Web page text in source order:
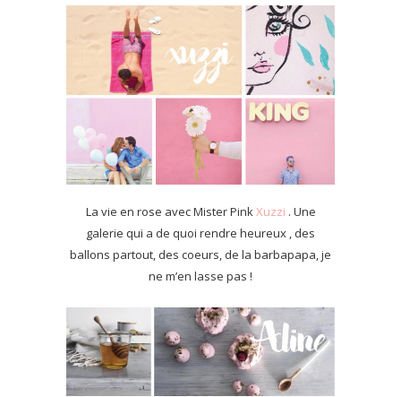
La vie en rose avec Mister PinkXuzzi . Une
galerie qui a de quoi rendre heureux , des
ballons partout, des coeurs, de la barbapapa, je
ne m’en lasse pas !